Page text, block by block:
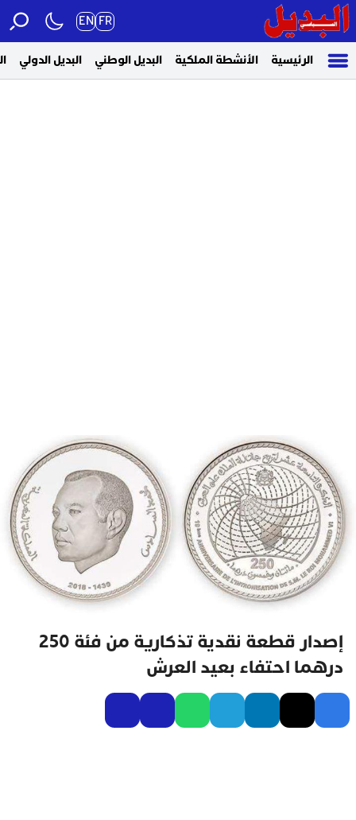
FR
EN
الرئيسية الأنشطة الملكية البديل الوطني البديل الدولي
إصدار قطعة نقدية تذكارية من فئة 250
درهما احتفاء بعيد العرش